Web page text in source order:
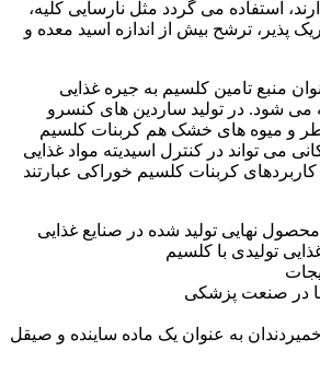
استفاده می گردد مثل نارسایی کلیه،
پذیر، ترشح بیش از اندازه اسید معده و
منبع تامین کلسیم به جیره غذایی
می شود. در تولید ساردین های کنسرو
و میوه های خشک هم کربنات کلسیم
می تواند در کنترل اسیدیته مواد غذایی
کربنات کلسیم خوراکی عبارتند
نهایی تولید شده در صنایع غذایی
تولیدی با کلسیم
در صنعت پزشکی
به عنوان یک ماده ساینده و صیقل